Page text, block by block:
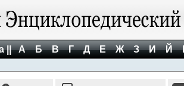
|| А Б В Г Д Е Ж З И Й